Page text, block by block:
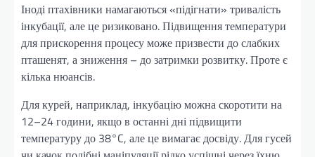
Іноді птахівники намагаються «підігнати» тривалість
інкубації, але це ризиковано. Підвищення температури
для прискорення процесу може призвести до слабких
пташенят, а зниження – до затримки розвитку. Проте є
кілька нюансів.
Для курей, наприклад, інкубацію можна скоротити на
12–24 години, якщо в останні дні підвищити
температуру до 38°C, але це вимагає досвіду. Для гусей